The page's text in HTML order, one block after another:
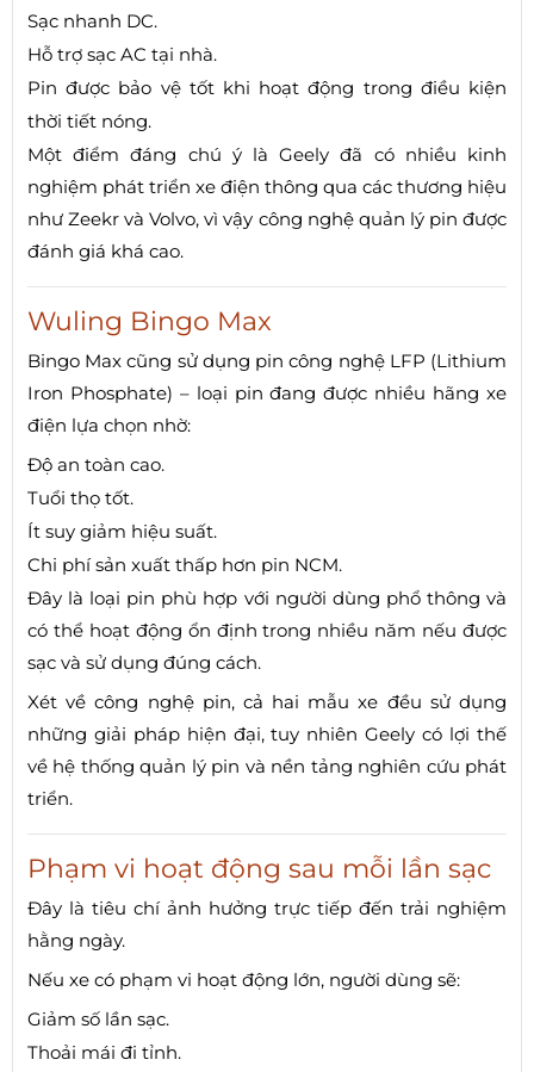
Sạc nhanh DC.
Hỗ trợ sạc AC tại nhà.
Pin được bảo vệ tốt khi hoạt động trong điều kiện
thời tiết nóng.
Một điểm đáng chú ý là Geely đã có nhiều kinh
nghiệm phát triển xe điện thông qua các thương hiệu
như Zeekr và Volvo, vì vậy công nghệ quản lý pin được
đánh giá khá cao.
Wuling Bingo Max
Bingo Max cũng sử dụng pin công nghệ LFP (Lithium
Iron Phosphate) – loại pin đang được nhiều hãng xe
điện lựa chọn nhờ:
Độ an toàn cao.
Tuổi thọ tốt.
Ít suy giảm hiệu suất.
Chi phí sản xuất thấp hơn pin NCM.
Đây là loại pin phù hợp với người dùng phổ thông và
có thể hoạt động ổn định trong nhiều năm nếu được
sạc và sử dụng đúng cách.
Xét về công nghệ pin, cả hai mẫu xe đều sử dụng
những giải pháp hiện đại, tuy nhiên Geely có lợi thế
về hệ thống quản lý pin và nền tảng nghiên cứu phát
triển.
Phạm vi hoạt động sau mỗi lần sạc
Đây là tiêu chí ảnh hưởng trực tiếp đến trải nghiệm
hằng ngày.
Nếu xe có phạm vi hoạt động lớn, người dùng sẽ:
Giảm số lần sạc.
Thoải mái đi tỉnh.